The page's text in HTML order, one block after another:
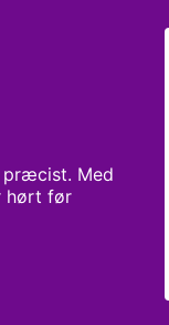
præcist. Med
hørt før